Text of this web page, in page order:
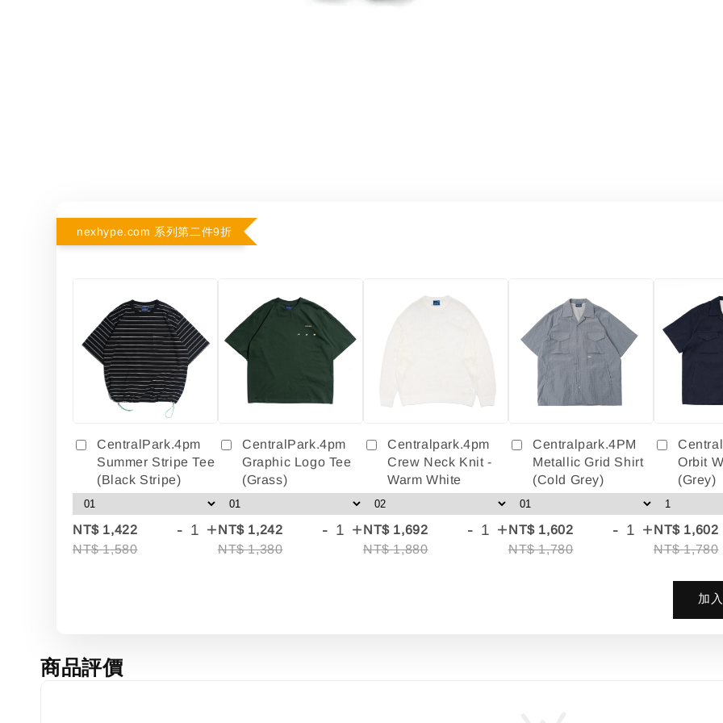
nexhype.com 系列第二件9折
CentralPark.4pm
Summer Stripe Tee
(Black Stripe)
NT$ 1,422
NT$ 1,580
- +
CentralPark.4pm
Graphic Logo Tee
(Grass)
NT$ 1,242
NT$ 1,380
- +
Centralpark.4pm
Crew Neck Knit -
Warm White
NT$ 1,692
NT$ 1,880
- +
Centralpark.4PM
Metallic Grid Shirt
(Cold Grey)
NT$ 1,602
NT$ 1,780
- +
Orbit
(Grey)
NT$ 1,602
NT$ 1,780
加
商品評價